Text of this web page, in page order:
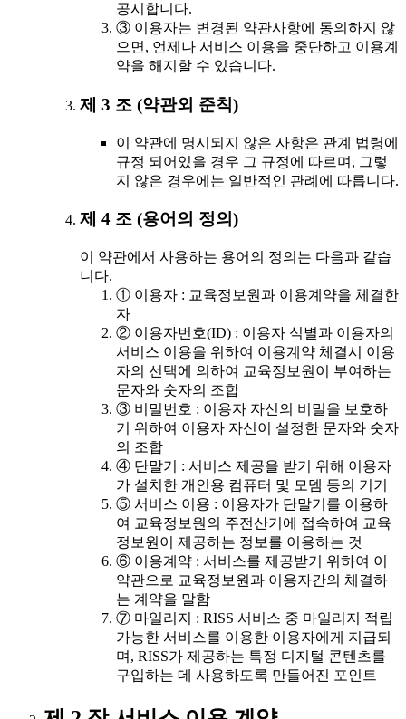
공시합니다.
③ 이용자는 변경된 약관사항에 동의하지 않
으면, 언제나 서비스 이용을 중단하고 이용계
약을 해지할 수 있습니다.
제 3 조 (약관외 준칙)
이 약관에 명시되지 않은 사항은 관계 법령에
규정 되어있을 경우 그 규정에 따르며, 그렇
지 않은 경우에는 일반적인 관례에 따릅니다.
제 4 조 (용어의 정의)
이 약관에서 사용하는 용어의 정의는 다음과 같습
니다.
① 이용자 : 교육정보원과 이용계약을 체결한
자
② 이용자번호(ID) : 이용자 식별과 이용자의
서비스 이용을 위하여 이용계약 체결시 이용
자의 선택에 의하여 교육정보원이 부여하는
문자와 숫자의 조합
③ 비밀번호 : 이용자 자신의 비밀을 보호하
기 위하여 이용자 자신이 설정한 문자와 숫자
의 조합
④ 단말기 : 서비스 제공을 받기 위해 이용자
가 설치한 개인용 컴퓨터 및 모뎀 등의 기기
⑤ 서비스 이용 : 이용자가 단말기를 이용하
여 교육정보원의 주전산기에 접속하여 교육
정보원이 제공하는 정보를 이용하는 것
⑥ 이용계약 : 서비스를 제공받기 위하여 이
약관으로 교육정보원과 이용자간의 체결하
는 계약을 말함
⑦ 마일리지 : RISS 서비스 중 마일리지 적립
가능한 서비스를 이용한 이용자에게 지급되
며, RISS가 제공하는 특정 디지털 콘텐츠를
구입하는 데 사용하도록 만들어진 포인트